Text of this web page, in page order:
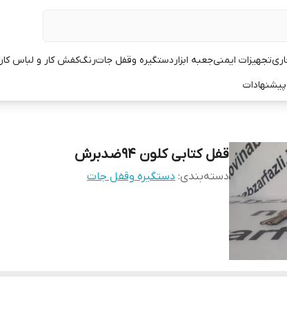
تجهیزات ایمنیجعبه ابزاردستگیره وقفل جاترنگکفش کار و لباس کار
قفل کتابی کلون 94ضدبرش
دسته‌بندی: دستگیره وقفل جات